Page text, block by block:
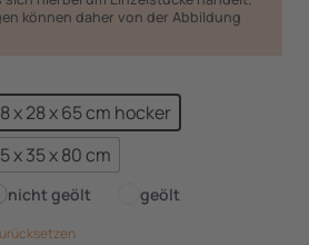
können daher von der Abbildung
x 28 x 65 cm hocker
x 35 x 80 cm
nicht geölt geölt